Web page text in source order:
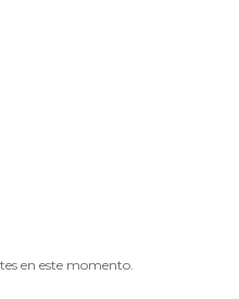
en este momento.